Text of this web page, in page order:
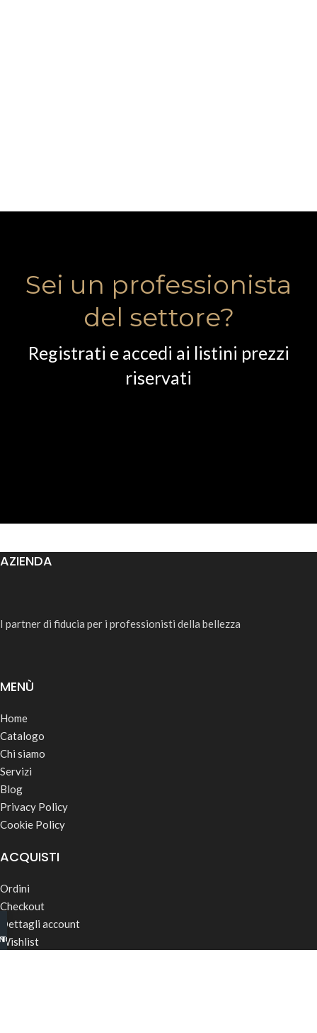
Sei un professionista
del settore?
Registrati e accedi ai listini prezzi
riservati
AZIENDA
I partner di fiducia per i professionisti della bellezza
MENÙ
Home
Catalogo
Chi siamo
Servizi
Blog
Privacy Policy
Cookie Policy
ACQUISTI
Ordini
Checkout
Dettagli account
Wishlist
B2B